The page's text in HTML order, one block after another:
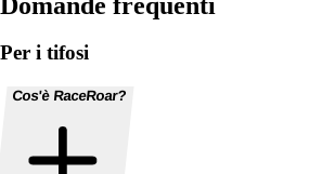
Per i tifosi
Cos'è RaceRoar?